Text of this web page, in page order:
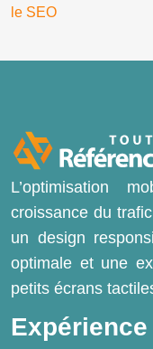
le SEO
L’optimisation
croissance du
un design
optimale et une
petits écrans